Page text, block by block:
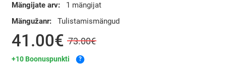
Mängijate arv:
1 mängijat
Mängužanr:
Tulistamismängud
41.00€ 73.00€
+10 Boonuspunkti ?